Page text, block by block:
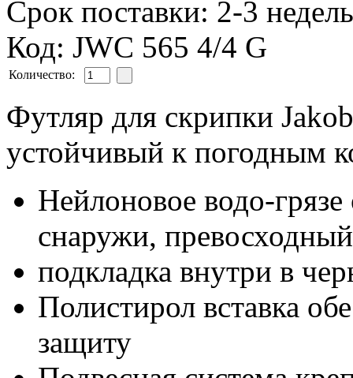
Срок поставки: 2-3 недель
Код: JWC 565 4/4 G
Количество:
Футляр для скрипки
устойчивый к погодным
Нейлоновое водо-
снаружи,
подкладка внутри в
Полистирол вставка
защиту